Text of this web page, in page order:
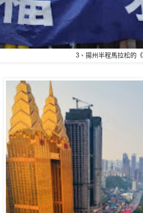
3、揚州半程馬拉松的